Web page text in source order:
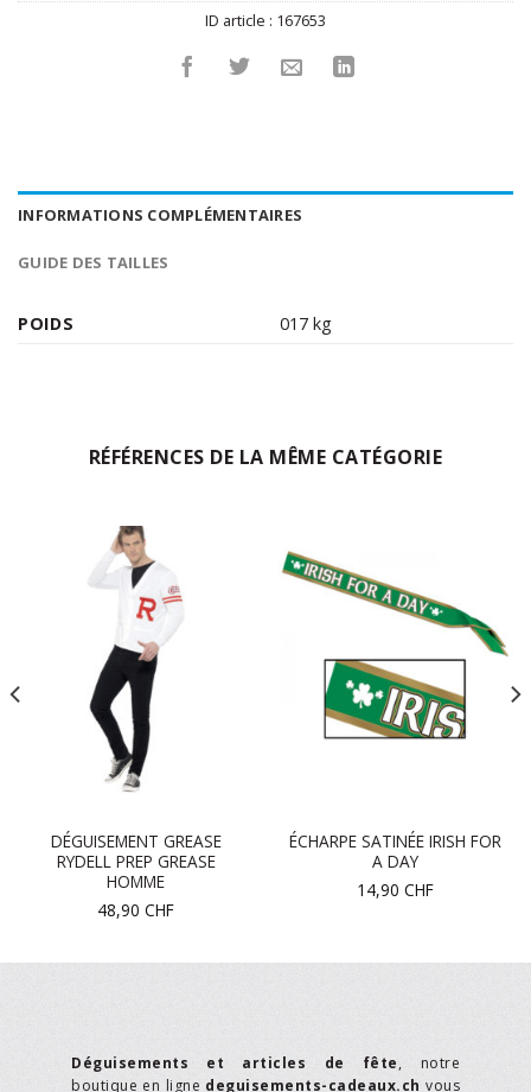
ID article : 167653
INFORMATIONS COMPLÉMENTAIRES
GUIDE DES TAILLES
POIDS 017 kg
RÉFÉRENCES DE LA MÊME CATÉGORIE
DÉGUISEMENT GREASE
RYDELL PREP GREASE
HOMME
48,90 CHF
ÉCHARPE SATINÉE IRISH FOR
A DAY
14,90 CHF
Déguisements et articles de fête, notre
boutique en ligne deguisements-cadeaux.ch vous